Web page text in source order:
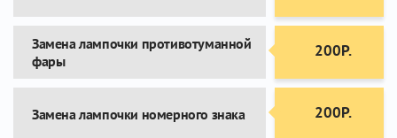
Замена лампочки противотуманной
фары
200Р.
Замена лампочки номерного знака 200Р.